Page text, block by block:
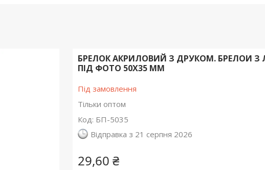
БРЕЛОК АКРИЛОВИЙ З ДРУКОМ. БРЕЛОИ
ПІД ФОТО 50Х35 ММ
Під замовлення
Тільки оптом
Код: БП-5035
Відправка з 21 серпня 2026
29,60 ₴